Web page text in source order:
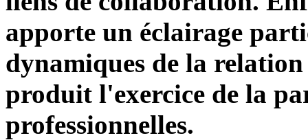
apporte un éclairage
dynamiques de la relation
produit l'exercice de la
professionnelles.